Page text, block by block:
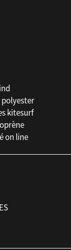
kitesurf
on line